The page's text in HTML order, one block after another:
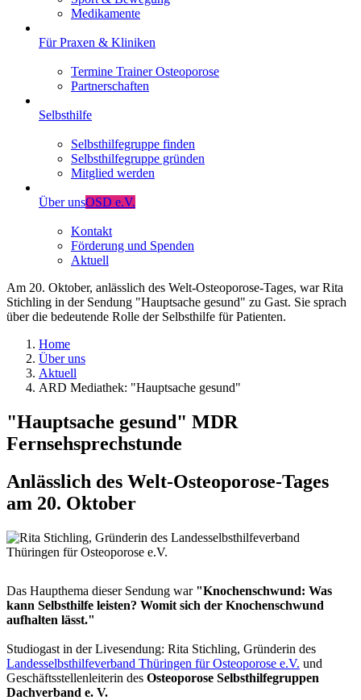
Medikamente
Für Praxen & Kliniken
Termine Trainer Osteoporose
Partnerschaften
Selbsthilfe
Selbsthilfegruppe finden
Selbsthilfegruppe gründen
Mitglied werden
Über unsOSD e.V.
Kontakt
Förderung und Spenden
Aktuell
Am 20. Oktober, anlässlich des Welt-Osteoporose-Tages, war Rita
Stichling in der Sendung "Hauptsache gesund" zu Gast. Sie sprach
über die bedeutende Rolle der Selbsthilfe für Patienten.
Home
Über uns
Aktuell
ARD Mediathek: "Hauptsache gesund"
"Hauptsache gesund" MDR
Fernsehsprechstunde
Anlässlich des Welt-Osteoporose-Tages
am 20. Oktober
Das Haupthema dieser Sendung war "Knochenschwund: Was
kann Selbsthilfe leisten? Womit sich der Knochenschwund
aufhalten lässt."
Studiogast in der Livesendung: Rita Stichling, Gründerin des
Landesselbsthilfeverband Thüringen für Osteoporose e.V. und
Geschäftsstellenleiterin des Osteoporose Selbsthilfegruppen
Dachverband e. V.